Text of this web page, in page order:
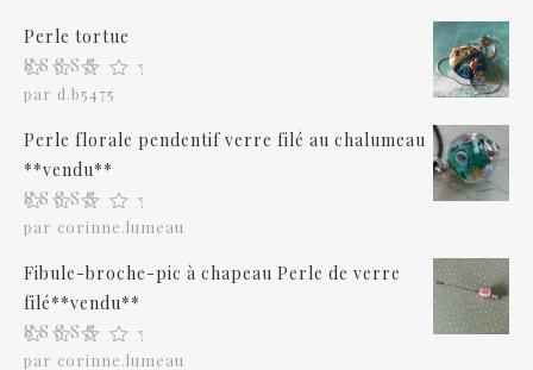
Perle tortue
Note 5sur 5
par d.b5475
Perle florale pendentif verre filé au chalumeau
**vendu**
Note5sur 5
par corinne.lumeau
Fibule-broche-pic à chapeau Perle de verre
filé**vendu**
Note5sur 5
par corinne.lumeau